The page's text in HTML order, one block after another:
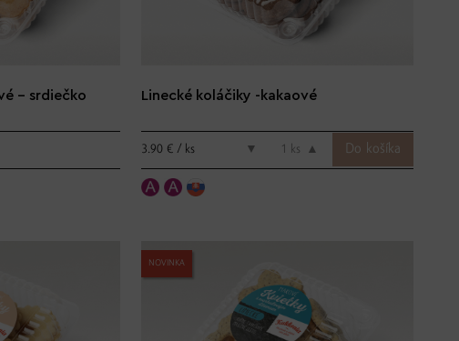
- srdiečko Linecké koláčiky -kakaové
3.90 € / ks ▼ ks ▲
NOVINKA